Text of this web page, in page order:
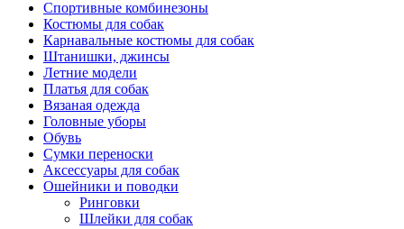
Спортивные комбинезоны
Костюмы для собак
Карнавальные костюмы для собак
Штанишки, джинсы
Летние модели
Платья для собак
Вязаная одежда
Головные уборы
Обувь
Сумки переноски
Аксессуары для собак
Ошейники и поводки
Ринговки
Шлейки для собак